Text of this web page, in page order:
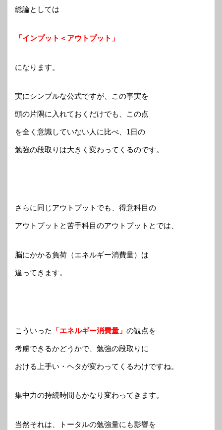
総論としては
「インプット＜アウトプット」
になります。
実にシンプルな公式ですが、この事実を
頭の片隅に入れておくだけでも、この点
を全く意識していない人に比べ、1日の
勉強の段取りは大きく変わってくるのです。
さらに同じアウトプットでも、得意科目の
アウトプットと苦手科目のアウトプットとでは、
脳にかかる負荷（エネルギー消費量）は
違ってきます。
こういった 「エネルギー消費量」 の観点を
考慮できるかどうかで、勉強の段取りに
おける上手い・ヘタが変わってくるわけですね。
集中力の持続時間もかなり変わってきます。
当然それは、トータルの勉強量にも影響を